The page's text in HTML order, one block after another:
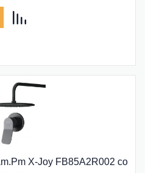
X-Joy FB85A2R002 со